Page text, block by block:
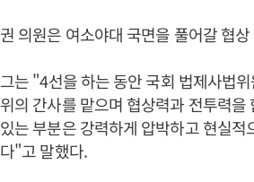
권 의원은 여소야대 국면을 풀어갈 협
그는 "4선을 하는 동안 국회 법제사법
위의 간사를 맡으며 협상력과 전투력
있는 부분은 강력하게 압박하고 현실
다"고 말했다.